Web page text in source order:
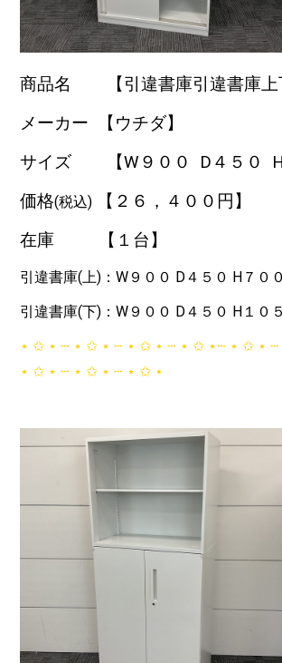
商品名 【引違書庫引違書庫上
メーカー 【ウチダ】
サイズ 【W９０ ０ D４５０
価格(税込) 【２６ ，４００円】
在庫 【１台 】
引違書庫(上)：W９００ D４５０ H７００
引違書庫(下)：W９００ D４５０ H１０
‎⋆ ✩ ⋆ ┄ ⋆ ✩ ⋆ ┄ ⋆ ✩ ⋆ ┄ ⋆ ✩ ⋆┄ ⋆ ✩ ⋆
⋆ ✩ ⋆ ┄ ⋆ ✩ ⋆ ┄ ⋆ ✩ ⋆